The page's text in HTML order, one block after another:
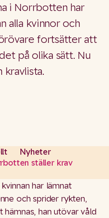
i Norrbotten har
alla kvinnor och
fortsätter att
på olika sätt. Nu
kravlista.
Nyheter
ställer krav
har lämnat
och sprider rykten,
hämnas, han utövar våld